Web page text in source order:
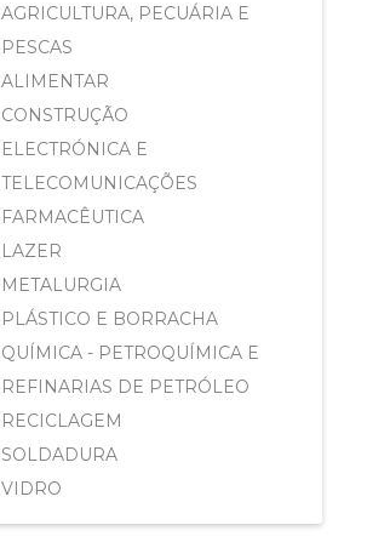
AGRICULTURA, PECUÁRIA E
PESCAS
ALIMENTAR
CONSTRUÇÃO
ELECTRÓNICA E
TELECOMUNICAÇÕES
FARMACÊUTICA
LAZER
METALURGIA
PLÁSTICO E BORRACHA
QUÍMICA - PETROQUÍMICA E
REFINARIAS DE PETRÓLEO
RECICLAGEM
SOLDADURA
VIDRO